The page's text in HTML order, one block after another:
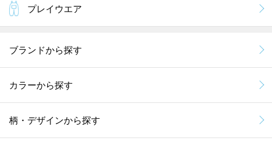
プレイウエア
ブランドから探す
カラーから探す
柄・デザインから探す